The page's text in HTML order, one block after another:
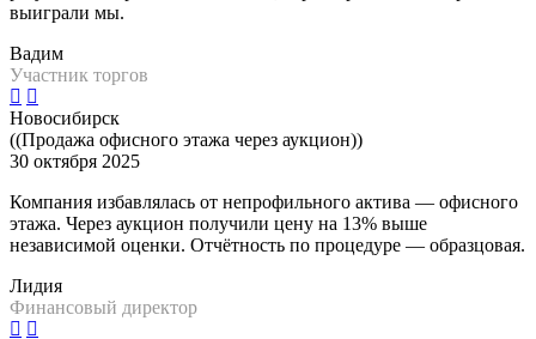
выиграли мы.
Вадим
Участник торгов
Новосибирск
((Продажа офисного этажа через аукцион))
30 октября 2025
Компания избавлялась от непрофильного актива — офисного
этажа. Через аукцион получили цену на 13% выше
независимой оценки. Отчётность по процедуре — образцовая.
Лидия
Финансовый директор